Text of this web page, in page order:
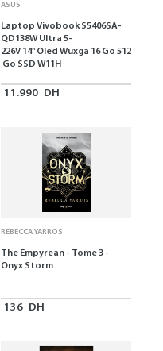
ASUS
Laptop Vivobook S5406SA-
QD138W Ultra 5-
226V 14" Oled Wuxga 16 Go 512
Go SSD W11H
11.990 DH
REBECCA YARROS
The Empyrean - Tome 3 -
Onyx Storm
136 DH